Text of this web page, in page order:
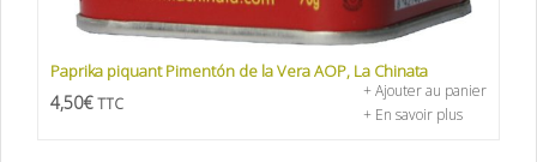
Paprika piquant Pimentón de la Vera AOP, La Chinata
4,50€ TTC
+ Ajouter au panier
+ En savoir plus